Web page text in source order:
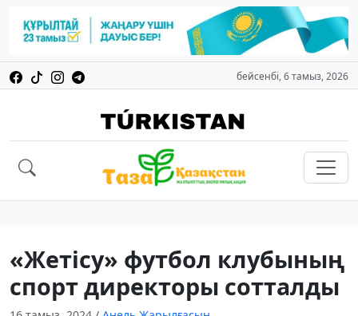
бейсенбі, 6 тамыз, 2026
«Жетісу» футбол клубының
спорт директоры сотталды